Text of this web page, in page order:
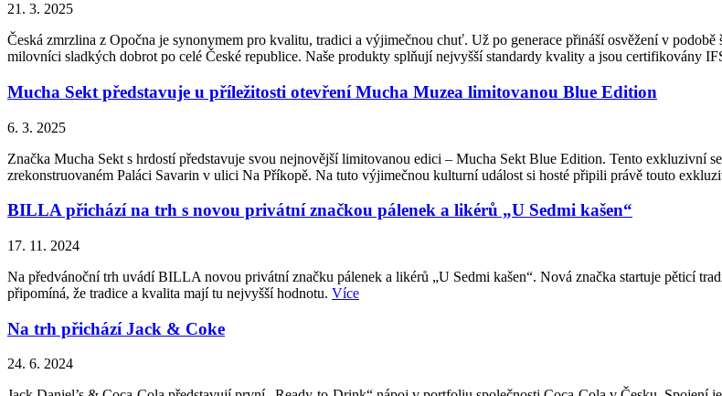
21. 3. 2025
Česká zmrzlina z Opočna je synonymem pro kvalitu, tradici a výjimečnou chuť. Už po generace přináší osvěžení v
milovníci sladkých dobrot po celé České republice. Naše produkty splňují nejvyšší standardy kvality a jsou certifikovány
Mucha Sekt představuje u příležitosti otevření Mucha Muzea limitovanou Blue Edition
6. 3. 2025
Značka Mucha Sekt s hrdostí představuje svou nejnovější limitovanou edici – Mucha Sekt Blue Edition. Tento exkluzivní
zrekonstruovaném Paláci Savarin v ulici Na Příkopě. Na tuto výjimečnou kulturní událost si hosté připili právě touto
BILLA přichází na trh s novou privátní značkou pálenek a likérů „U Sedmi kašen“
17. 11. 2024
Na předvánoční trh uvádí BILLA novou privátní značku pálenek a likérů „U Sedmi kašen“. Nová značka startuje pěticí
připomíná, že tradice a kvalita mají tu nejvyšší hodnotu. Více
Na trh přichází Jack & Coke
24. 6. 2024